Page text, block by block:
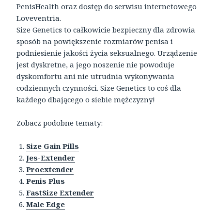
PenisHealth oraz dostęp do serwisu internetowego
Loveventria.
Size Genetics to całkowicie bezpieczny dla zdrowia
sposób na powiększenie rozmiarów penisa i
podniesienie jakości życia seksualnego. Urządzenie
jest dyskretne, a jego noszenie nie powoduje
dyskomfortu ani nie utrudnia wykonywania
codziennych czynności. Size Genetics to coś dla
każdego dbającego o siebie mężczyzny!
Zobacz podobne tematy:
Size Gain Pills
Jes-Extender
Proextender
Penis Plus
FastSize Extender
Male Edge